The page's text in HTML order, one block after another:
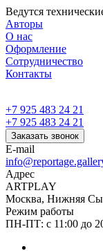
Ведутся
Авторы
О нас
Оформление
Сотрудничество
Контакты
+7 925 483 24 21
+7 925 483 24 21
Заказать звонок
E-mail
Адрес
ARTPLAY
Москва, Нижняя
Режим работы
ПН-ПТ: с 11:00 до